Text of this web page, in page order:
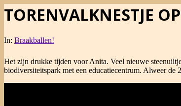
TORENVALKNESTJE
In: Braakballen!
Het zijn drukke tijden voor Anita. Veel nieuwe
biodiversiteitspark met een educatiecentrum. Alweer de